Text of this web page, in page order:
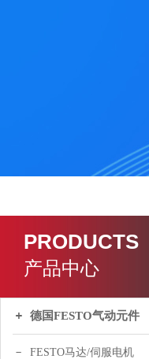
PRODUCTS
产品中心
德国FESTO气动元件
FESTO马达/伺服电机